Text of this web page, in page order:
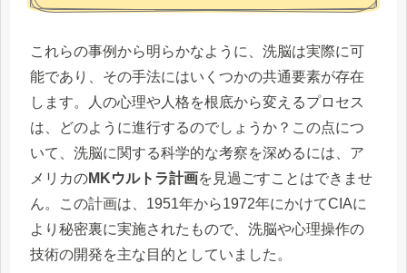
これらの事例から明らかなように、洗脳は実際に可
能であり、その手法にはいくつかの共通要素が存在
します。人の心理や人格を根底から変えるプロセス
は、どのように進行するのでしょうか？この点につ
いて、洗脳に関する科学的な考察を深めるには、ア
メリカのMKウルトラ計画を見過ごすことはできませ
ん。この計画は、1951年から1972年にかけてCIAに
より秘密裏に実施されたもので、洗脳や心理操作の
技術の開発を主な目的としていました。